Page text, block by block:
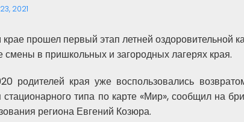
2021
прошел первый этап летней оздоровительной
в пришкольных и загородных лагерях края.
родителей края уже воспользовались
стационарного типа по карте «Мир», сообщил на
региона Евгений Козюра.